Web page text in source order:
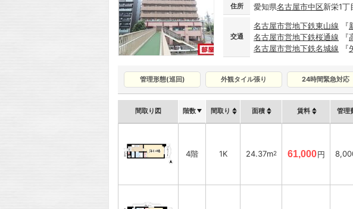
住所 愛知県名古屋市中区新栄1丁
交通
名古屋市営地下鉄東山線 『
名古屋市営地下鉄桜通線 『
名古屋市営地下鉄名城線 『
管理形態(巡回) 外観タイル張り 24時間緊急対応
間取り図 階数 間取り 面積 賃料 管理
4階 1K 24.37m2 61,000円